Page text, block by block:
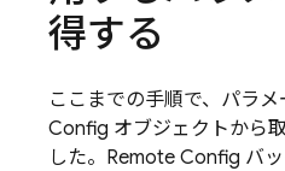
得する
ここまでの手順で、パラメ
Config オブジェクトから
した。 Remote Config バ